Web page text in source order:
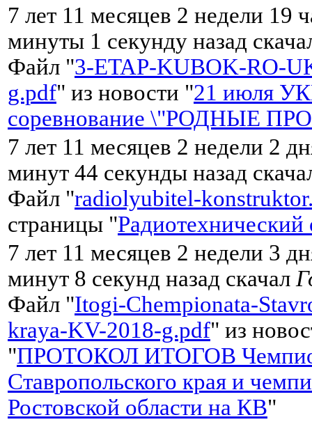
7 лет 11 месяцев 2 недели 19
минуты 1 секунду назад
Файл "3-ETAP-KUBOK-RO-
g.pdf" из новости "21 июля
соревнование \"РОДНЫЕ
7 лет 11 месяцев 2 недели 2
минут 44 секунды назад
Файл "radiolyubitel-
страницы "Радиотехнический
7 лет 11 месяцев 2 недели 3
минут 8 секунд назад скачал
Файл "Itogi-Chempionata-
kraya-KV-2018-g.pdf" из
"ПРОТОКОЛ ИТОГОВ
Ставропольского края и
Ростовской области на КВ"